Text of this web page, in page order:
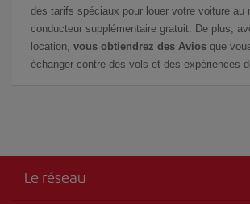
des tarifs spéciaux pour louer votre voiture au
conducteur supplémentaire gratuit. De plus,
location, vous obtiendrez des Avios que
échanger contre des vols et des expériences
Le réseau